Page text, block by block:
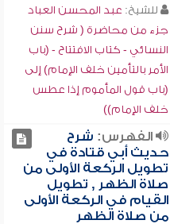
للشيخ: عبد المحسن العباد
جزء من محاضرة ( شرح سنن
النسائي - كتاب الافتتاح - (باب
الأمر بالتأمين خلف الإمام) إلى
(باب قول المأموم إذا عطس
خلف الإمام))
الفهرس: شرح
حديث أبي قتادة في
تطويل الركعة الأولى من
صلاة الظهر , تطويل
القيام في الركعة الأولى
من صلاة الظهر